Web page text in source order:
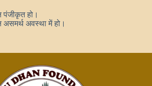
पंजीकृत हो।
असमर्थ अवस्था में हो।